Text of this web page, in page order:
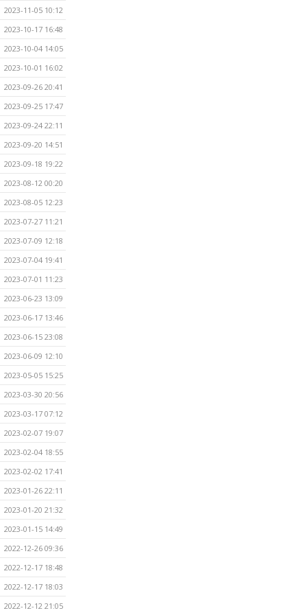
2023-11-05 10:12
2023-10-17 16:48
2023-10-04 14:05
2023-10-01 16:02
2023-09-26 20:41
2023-09-25 17:47
2023-09-24 22:11
2023-09-20 14:51
2023-09-18 19:22
2023-08-12 00:20
2023-08-05 12:23
2023-07-27 11:21
2023-07-09 12:18
2023-07-04 19:41
2023-07-01 11:23
2023-06-23 13:09
2023-06-17 13:46
2023-06-15 23:08
2023-06-09 12:10
2023-05-05 15:25
2023-03-30 20:56
2023-03-17 07:12
2023-02-07 19:07
2023-02-04 18:55
2023-02-02 17:41
2023-01-26 22:11
2023-01-20 21:32
2023-01-15 14:49
2022-12-26 09:36
2022-12-17 18:48
2022-12-17 18:03
2022-12-12 21:05